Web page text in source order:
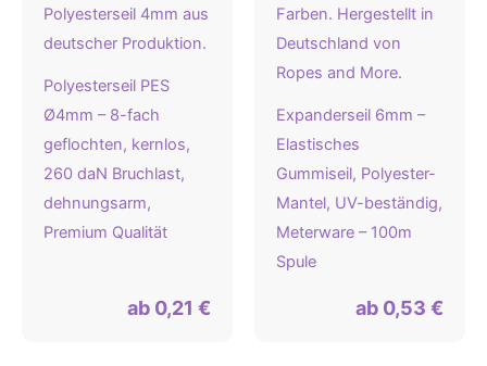
Polyesterseil PES
Ø4mm – 8-fach
geflochten, kernlos,
260 daN Bruchlast,
dehnungsarm,
Premium Qualität
ab 0,21 €
Expanderseil 6mm –
Elastisches
Gummiseil, Polyester-
Mantel, UV-beständig,
Meterware – 100m
Spule
ab 0,53 €